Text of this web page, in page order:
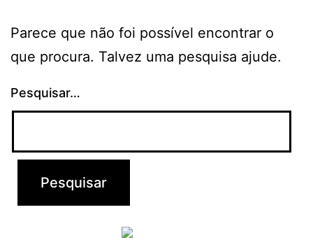
Parece que não foi possível encontrar o
que procura. Talvez uma pesquisa ajude.
Pesquisar…